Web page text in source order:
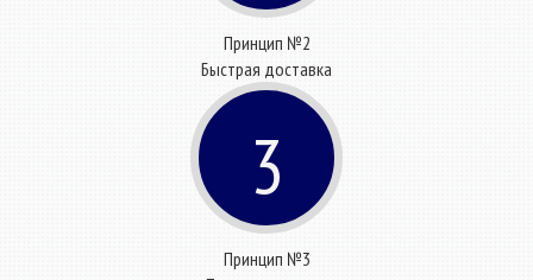
Принцип №2
Быстрая доставка
3
Принцип №3